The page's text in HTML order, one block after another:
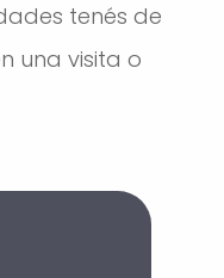
tenés de
una visita o